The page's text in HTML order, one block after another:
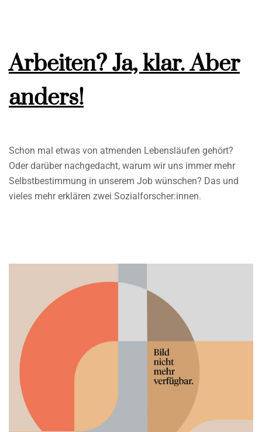
Arbeiten? Ja, klar. Aber
anders!
Schon mal etwas von atmenden Lebensläufen gehört?
Oder darüber nachgedacht, warum wir uns immer mehr
Selbstbestimmung in unserem Job wünschen? Das und
vieles mehr erklären zwei Sozialforscher:innen.